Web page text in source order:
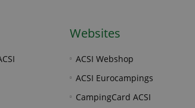
Websites
ACSI Webshop
ACSI Eurocampings
CampingCard ACSI